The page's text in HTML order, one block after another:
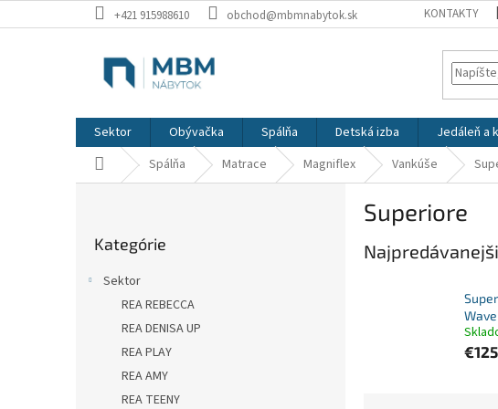
na
+421 915988610 obchod@mbmnabytok.sk KONTAKTY
Sektor Obývačka Spálňa Detská izba Jedáleň a
DomovSpálňa Matrace Magniflex Vankúše
kategórie
Kategórie
Sektor
REA REBECCA
REA DENISA UP
REA PLAY
REA AMY
REA TEENY
Superiore
Wave
€125